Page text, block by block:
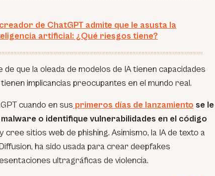
de ChatGPT admite que le asusta la
artificial: ¿Qué riesgos tiene?
que la oleada de modelos de IA tienen capacidades
implicancias preocupantes en el mundo real.
cuando en sus primeros días de lanzamiento se le
o identifique vulnerabilidades en el código
y cree sitios web de phishing. Asimismo, la IA de texto a
, ha sido usada para crear deepfakes
ultragráficas de violencia.